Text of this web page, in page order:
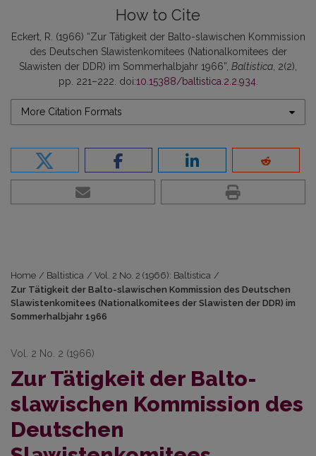
How to Cite
Eckert, R. (1966) “Zur Tätigkeit der Balto-slawischen Kommission
des Deutschen Slawistenkomitees (Nationalkomitees der
Slawisten der DDR) im Sommerhalbjahr 1966”, Baltistica , 2(2),
pp. 221–222. doi:10.15388/baltistica.2.2.934.
More Citation Formats
Home / Baltistica / Vol. 2 No. 2 (1966): Baltistica /
Zur Tätigkeit der Balto-slawischen Kommission des Deutschen
Slawistenkomitees (Nationalkomitees der Slawisten der DDR) im
Sommerhalbjahr 1966
Vol. 2 No. 2 (1966)
Zur Tätigkeit der Balto-
slawischen Kommission des
Deutschen